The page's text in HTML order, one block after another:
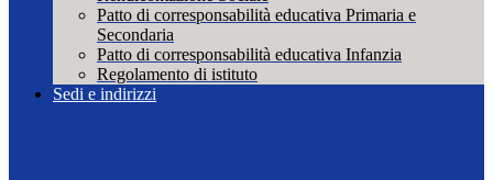
Patto di corresponsabilità educativa Primaria e
Secondaria
Patto di corresponsabilità educativa Infanzia
Regolamento di istituto
Sedi e indirizzi